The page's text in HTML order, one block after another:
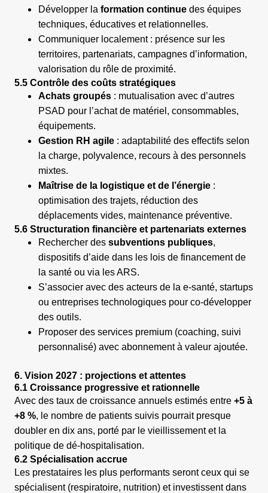
Développer la formation continue des équipes
techniques, éducatives et relationnelles.
Communiquer localement : présence sur les
territoires, partenariats, campagnes d’information,
valorisation du rôle de proximité.
5.5 Contrôle des coûts stratégiques
Achats groupés : mutualisation avec d’autres
PSAD pour l’achat de matériel, consommables,
équipements.
Gestion RH agile : adaptabilité des effectifs selon
la charge, polyvalence, recours à des personnels
mixtes.
Maîtrise de la logistique et de l’énergie :
optimisation des trajets, réduction des
déplacements vides, maintenance préventive.
5.6 Structuration financière et partenariats externes
Rechercher des subventions publiques,
dispositifs d’aide dans les lois de financement de
la santé ou via les ARS.
S’associer avec des acteurs de la e-santé, startups
ou entreprises technologiques pour co-développer
des outils.
Proposer des services premium (coaching, suivi
personnalisé) avec abonnement à valeur ajoutée.
6. Vision 2027 : projections et attentes
6.1 Croissance progressive et rationnelle
Avec des taux de croissance annuels estimés entre +5 à
+8 %, le nombre de patients suivis pourrait presque
doubler en dix ans, porté par le vieillissement et la
politique de dé-hospitalisation.
6.2 Spécialisation accrue
Les prestataires les plus performants seront ceux qui se
spécialisent (respiratoire, nutrition) et investissent dans